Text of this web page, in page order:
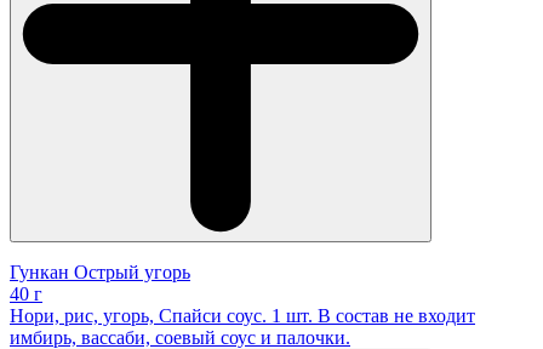
Гункан Острый угорь
40 г
Нори, рис, угорь, Спайси соус. 1 шт. В состав не входит
имбирь, вассаби, соевый соус и палочки.